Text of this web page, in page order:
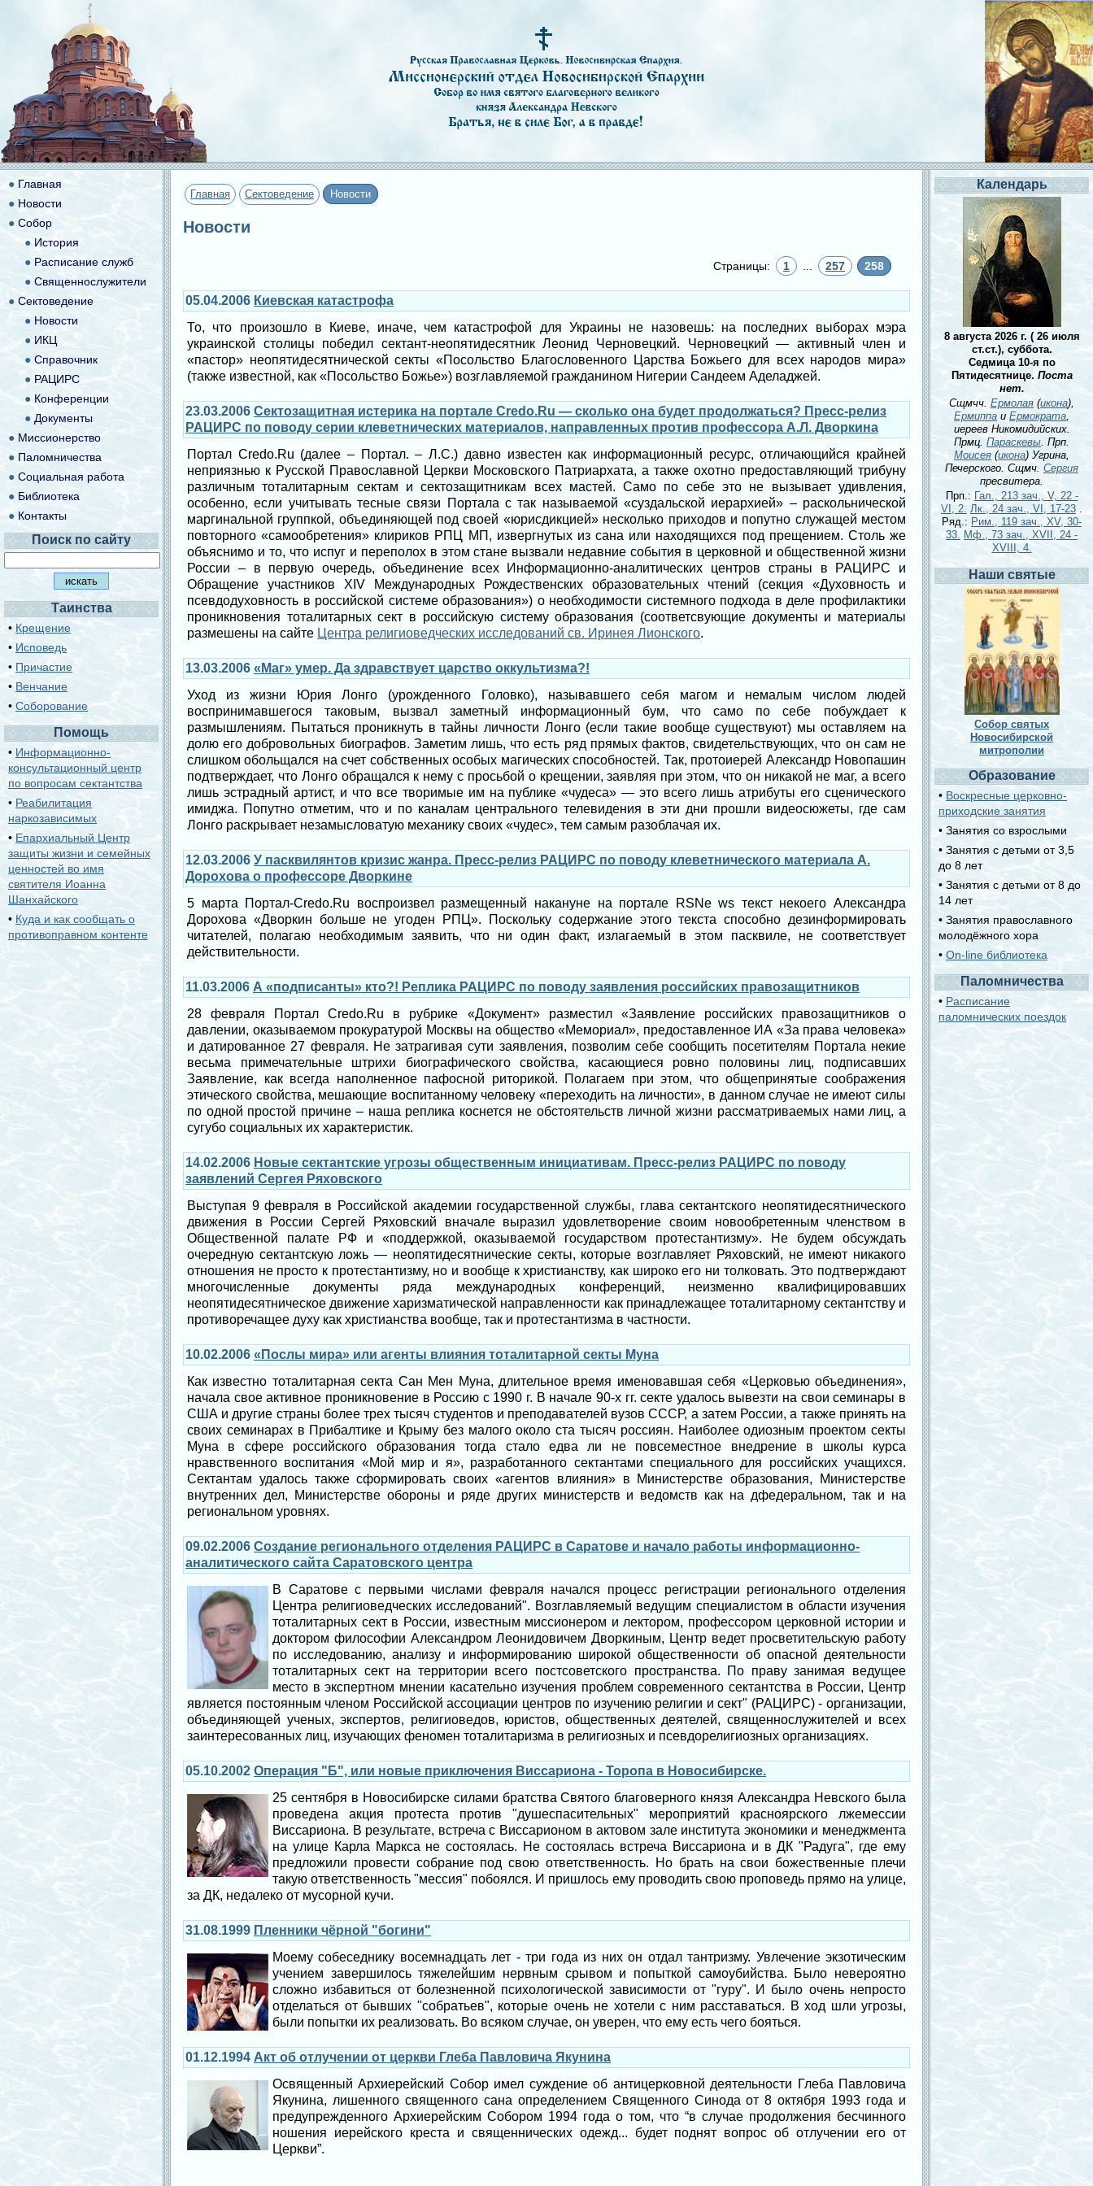
Главная Сектоведение Новости
Новости
Страницы: 1 257 258
05.04.2006 Киевская катастрофа
То, что произошло в Киеве, иначе, чем катастрофой для Украины не назовешь: на последних выборах мэра
украинской столицы победил сектант-неопятидесятник Леонид Черновецкий. Черновецкий — активный член и
«пастор» неопятидесятнической секты «Посольство Благословенного Царства Божьего для всех народов мира»
(также известной, как «Посольство Божье») возглавляемой гражданином Нигерии Сандеем Аделаджей.
23.03.2006 Сектозащитная истерика на портале Credo.Ru — сколько она будет продолжаться? Пресс-релиз
РАЦИРС по поводу серии клеветнических материалов, направленных против профессора А.Л. Дворкина
Портал Credo.Ru (далее – Портал. – Л.С.) давно известен как информационный ресурс, отличающийся крайней
неприязнью к Русской Православной Церкви Московского Патриархата, а также охотно предоставляющий трибуну
различным тоталитарным сектам и сектозащитникам всех мастей. Само по себе это не вызывает удивления,
особенно, если учитывать тесные связи Портала с так называемой «суздальской иерархией» – раскольнической
маргинальной группкой, объединяющей под своей «юрисдикцией» несколько приходов и попутно служащей местом
повторного «самообретения» клириков РПЦ МП, извергнутых из сана или находящихся под прещением. Столь же
объяснимо и то, что испуг и переполох в этом стане вызвали недавние события в церковной и общественной жизни
России – в первую очередь, объединение всех Информационно-аналитических центров страны в РАЦИРС и
Обращение участников XIV Международных Рождественских образовательных чтений (секция «Духовность и
псевдодуховность в российской системе образования») о необходимости системного подхода в деле профилактики
проникновения тоталитарных сект в российскую систему образования (соответсвующие документы и материалы
размешены на сайте Центра религиоведческих исследований св. Иринея Лионского.
13.03.2006 «Маг» умер. Да здравствует царство оккультизма?!
Уход из жизни Юрия Лонго (урожденного Головко), называвшего себя магом и немалым числом людей
воспринимавшегося таковым, вызвал заметный информационный бум, что само по себе побуждает к
размышлениям. Пытаться проникнуть в тайны личности Лонго (если такие вообще существуют) мы оставляем на
долю его добровольных биографов. Заметим лишь, что есть ряд прямых фактов, свидетельствующих, что он сам не
слишком обольщался на счет собственных особых магических способностей. Так, протоиерей Александр Новопашин
подтверждает, что Лонго обращался к нему с просьбой о крещении, заявляя при этом, что он никакой не маг, а всего
лишь эстрадный артист, и что все творимые им на публике «чудеса» — это всего лишь атрибуты его сценического
имиджа. Попутно отметим, что и по каналам центрального телевидения в эти дни прошли видеосюжеты, где сам
Лонго раскрывает незамысловатую механику своих «чудес», тем самым разоблачая их.
12.03.2006 У пасквилянтов кризис жанра. Пресс-релиз РАЦИРС по поводу клеветнического материала А.
Дорохова о профессоре Дворкине
5 марта Портал-Credo.Ru воспроизвел размещенный накануне на портале RSNe ws текст некоего Александра
Дорохова «Дворкин больше не угоден РПЦ». Поскольку содержание этого текста способно дезинформировать
читателей, полагаю необходимым заявить, что ни один факт, излагаемый в этом пасквиле, не соответствует
действительности.
11.03.2006 А «подписанты» кто?! Реплика РАЦИРС по поводу заявления российских правозащитников
28 февраля Портал Credo.Ru в рубрике «Документ» разместил «Заявление российских правозащитников о
давлении, оказываемом прокуратурой Москвы на общество «Мемориал», предоставленное ИА «За права человека»
и датированное 27 февраля. Не затрагивая сути заявления, позволим себе сообщить посетителям Портала некие
весьма примечательные штрихи биографического свойства, касающиеся ровно половины лиц, подписавших
Заявление, как всегда наполненное пафосной риторикой. Полагаем при этом, что общепринятые соображения
этического свойства, мешающие воспитанному человеку «переходить на личности», в данном случае не имеют силы
по одной простой причине – наша реплика коснется не обстоятельств личной жизни рассматриваемых нами лиц, а
сугубо социальных их характеристик.
14.02.2006 Новые сектантские угрозы общественным инициативам. Пресс-релиз РАЦИРС по поводу
заявлений Сергея Ряховского
Выступая 9 февраля в Российской академии государственной службы, глава сектантского неопятидесятнического
движения в России Сергей Ряховский вначале выразил удовлетворение своим новообретенным членством в
Общественной палате РФ и «поддержкой, оказываемой государством протестантизму». Не будем обсуждать
очередную сектантскую ложь — неопятидесятнические секты, которые возглавляет Ряховский, не имеют никакого
отношения не просто к протестантизму, но и вообще к христианству, как широко его ни толковать. Это подтверждают
многочисленные документы ряда международных конференций, неизменно квалифицировавших
неопятидесятническое движение харизматической направленности как принадлежащее тоталитарному сектантству и
противоречащее духу как христианства вообще, так и протестантизма в частности.
10.02.2006 «Послы мира» или агенты влияния тоталитарной секты Муна
Как известно тоталитарная секта Сан Мен Муна, длительное время именовавшая себя «Церковью объединения»,
начала свое активное проникновение в Россию с 1990 г. В начале 90-х гг. секте удалось вывезти на свои семинары в
США и другие страны более трех тысяч студентов и преподавателей вузов СССР, а затем России, а также принять на
своих семинарах в Прибалтике и Крыму без малого около ста тысяч россиян. Наиболее одиозным проектом секты
Муна в сфере российского образования тогда стало едва ли не повсеместное внедрение в школы курса
нравственного воспитания «Мой мир и я», разработанного сектантами специального для российских учащихся.
Сектантам удалось также сформировать своих «агентов влияния» в Министерстве образования, Министерстве
внутренних дел, Министерстве обороны и ряде других министерств и ведомств как на дфедеральном, так и на
региональном уровнях.
09.02.2006 Создание регионального отделения РАЦИРС в Саратове и начало работы информационно-
аналитического сайта Саратовского центра
В Саратове с первыми числами февраля начался процесс регистрации регионального отделения
Центра религиоведческих исследований". Возглавляемый ведущим специалистом в области изучения
тоталитарных сект в России, известным миссионером и лектором, профессором церковной истории и
доктором философии Александром Леонидовичем Дворкиным, Центр ведет просветительскую работу
по исследованию, анализу и информированию широкой общественности об опасной деятельности
тоталитарных сект на территории всего постсоветского пространства. По праву занимая ведущее
место в экспертном мнении касательно изучения проблем современного сектантства в России, Центр
является постоянным членом Российской ассоциации центров по изучению религии и сект" (РАЦИРС) - организации,
объединяющей ученых, экспертов, религиоведов, юристов, общественных деятелей, священнослужителей и всех
заинтересованных лиц, изучающих феномен тоталитаризма в религиозных и псевдорелигиозных организациях.
05.10.2002 Операция "Б", или новые приключения Виссариона - Торопа в Новосибирске.
25 сентября в Новосибирске силами братства Святого благоверного князя Александра Невского была
проведена акция протеста против "душеспасительных" мероприятий красноярского лжемессии
Виссариона. В результате, встреча с Виссарионом в актовом зале института экономики и менеджмента
на улице Карла Маркса не состоялась. Не состоялась встреча Виссариона и в ДК "Радуга", где ему
предложили провести собрание под свою ответственность. Но брать на свои божественные плечи
такую ответственность "мессия" побоялся. И пришлось ему проводить свою проповедь прямо на улице,
за ДК, недалеко от мусорной кучи.
31.08.1999 Пленники чёрной "богини"
Моему собеседнику восемнадцать лет - три года из них он отдал тантризму. Увлечение экзотическим
учением завершилось тяжелейшим нервным срывом и попыткой самоубийства. Было невероятно
сложно избавиться от болезненной психологической зависимости от "гуру". И было очень непросто
отделаться от бывших "собратьев", которые очень не хотели с ним расставаться. В ход шли угрозы,
были попытки их реализовать. Во всяком случае, он уверен, что ему есть чего бояться.
01.12.1994 Акт об отлучении от церкви Глеба Павловича Якунина
Освященный Архиерейский Собор имел суждение об антицерковной деятельности Глеба Павловича
Якунина, лишенного священного сана определением Священного Синода от 8 октября 1993 года и
предупрежденного Архиерейским Собором 1994 года о том, что “в случае продолжения бесчинного
ношения иерейского креста и священнических одежд... будет поднят вопрос об отлучении его от
Церкви”.
● Главная
● Новости
● Собор
● История
● Расписание служб
● Священнослужители
● Сектоведение
● Новости
●ИКЦ
● Справочник
● РАЦИРС
● Конференции
● Документы
●Миссионерство
● Паломничества
●Социальная работа
● Библиотека
● Контакты
Поиск по сайту
Таинства
• Крещение
• Исповедь
• Причастие
• Венчание
• Соборование
Помощь
• Информационно-
консультационный центр
по вопросам сектантства
•Реабилитация
наркозависимых
•Епархиальный Центр
защиты жизни и семейных
ценностей во имя
святителя Иоанна
Шанхайского
• Куда и как сообщать о
противоправном контенте
Календарь
8 августа 2026 г. ( 26 июля
ст.ст.), суббота.
Седмица 10-я по
Пятидесятнице. Поста
нет.
Сщмчч. Ермолая (икона),
Ермиппа и Ермократа,
иереев Никомидийских.
Прмц.Параскевы. Прп.
Моисея (икона) Угрина,
Печерского. Сщмч. Сергия
пресвитера.
Прп.: Гал., 213 зач., V, 22 -
VI, 2. Лк., 24 зач., VI, 17-23 .
Ряд.: Рим., 119 зач., XV, 30-
33. Мф., 73 зач., XVII, 24 -
XVIII, 4.
Наши святые
Собор святых
Новосибирской
митрополии
Образование
• Воскресные церковно-
приходские занятия
• Занятия со взрослыми
• Занятия с детьми от 3,5
до 8 лет
• Занятия с детьми от 8 до
14 лет
• Занятия православного
молодёжного хора
• On-line библиотека
Паломничества
• Расписание
паломнических поездок